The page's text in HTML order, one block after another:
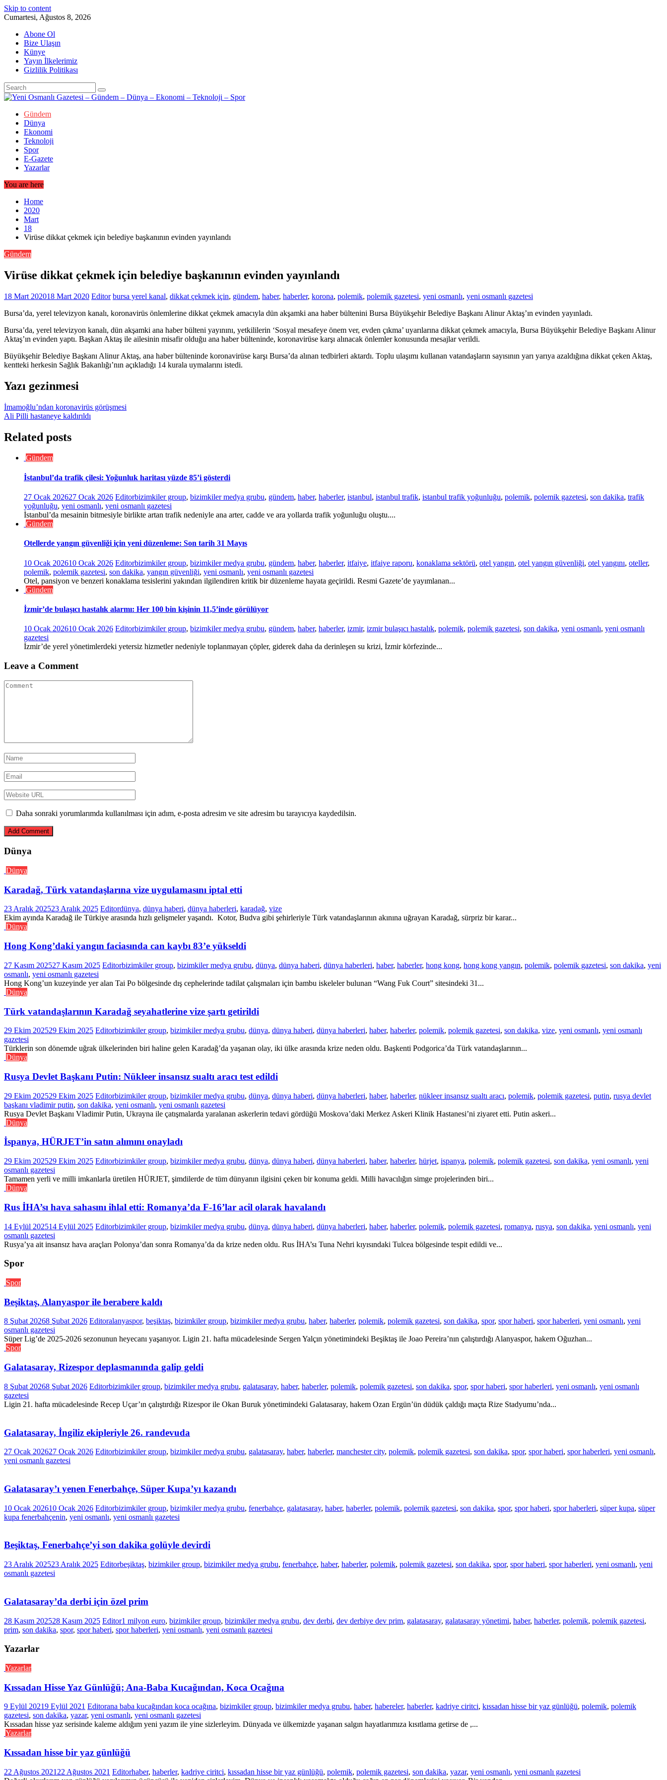
Skip to content
Cumartesi, Ağustos 8, 2026
Abone Ol
Bize Ulaşın
Künye
Yayın İlkelerimiz
Gizlilik Politikası
Gündem
Dünya
Ekonomi
Teknoloji
Spor
E-Gazete
Yazarlar
You are here
Home
2020
Mart
18
Virüse dikkat çekmek için belediye başkanının evinden yayınlandı
Gündem
Virüse dikkat çekmek için belediye başkanının evinden yayınlandı
18 Mart 202018 Mart 2020 Editor bursa yerel kanal, dikkat çekmek için, gündem, haber, haberler, korona, polemik, polemik gazetesi, yeni osmanlı, yeni osmanlı gazetesi
Bursa’da, yerel televizyon kanalı, koronavirüs önlemlerine dikkat çekmek amacıyla dün akşamki ana haber bültenini Bursa Büyükşehir Belediye Başkanı Alinur Aktaş’ın evinden yayınladı.
Bursa’da, yerel televizyon kanalı, dün akşamki ana haber bülteni yayınını, yetkililerin ‘Sosyal mesafeye önem ver, evden çıkma’ uyarılarına dikkat çekmek amacıyla, Bursa Büyükşehir Belediye Başkanı Alinur
Aktaş’ın evinden yaptı. Başkan Aktaş ile ailesinin misafir olduğu ana haber bülteninde, koronavirüse karşı alınacak önlemler konusunda mesajlar verildi.
Büyükşehir Belediye Başkanı Alinur Aktaş, ana haber bülteninde koronavirüse karşı Bursa’da alınan tedbirleri aktardı. Toplu ulaşımı kullanan vatandaşların sayısının yarı yarıya azaldığına dikkat çeken Aktaş,
kentteki herkesin Sağlık Bakanlığı’nın açıkladığı 14 kurala uymalarını istedi.
Yazı gezinmesi
İmamoğlu’ndan koronavirüs görüşmesi
Ali Pilli hastaneye kaldırıldı
Related posts
Gündem
İstanbul’da trafik çilesi: Yoğunluk haritası yüzde 85’i gösterdi
27 Ocak 202627 Ocak 2026 Editorbizimkiler group, bizimkiler medya grubu, gündem, haber, haberler, istanbul, istanbul trafik, istanbul trafik yoğunluğu, polemik, polemik gazetesi, son dakika, trafik
yoğunluğu, yeni osmanlı, yeni osmanlı gazetesi
İstanbul’da mesainin bitmesiyle birlikte artan trafik nedeniyle ana arter, cadde ve ara yollarda trafik yoğunluğu oluştu....
Gündem
Otellerde yangın güvenliği için yeni düzenleme: Son tarih 31 Mayıs
10 Ocak 202610 Ocak 2026 Editorbizimkiler group, bizimkiler medya grubu, gündem, haber, haberler, itfaiye, itfaiye raporu, konaklama sektörü, otel yangın, otel yangın güvenliği, otel yangını, oteller,
polemik, polemik gazetesi, son dakika, yangın güvenliği, yeni osmanlı, yeni osmanlı gazetesi
Otel, pansiyon ve benzeri konaklama tesislerini yakından ilgilendiren kritik bir düzenleme hayata geçirildi. Resmi Gazete’de yayımlanan...
Gündem
İzmir’de bulaşıcı hastalık alarmı: Her 100 bin kişinin 11,5’inde görülüyor
10 Ocak 202610 Ocak 2026 Editorbizimkiler group, bizimkiler medya grubu, gündem, haber, haberler, izmir, izmir bulaşıcı hastalık, polemik, polemik gazetesi, son dakika, yeni osmanlı, yeni osmanlı
gazetesi
İzmir’de yerel yönetimlerdeki yetersiz hizmetler nedeniyle toplanmayan çöpler, giderek daha da derinleşen su krizi, İzmir körfezinde...
Leave a Comment
Daha sonraki yorumlarımda kullanılması için adım, e-posta adresim ve site adresim bu tarayıcıya kaydedilsin.
Dünya
Dünya
Karadağ, Türk vatandaşlarına vize uygulamasını iptal etti
23 Aralık 202523 Aralık 2025 Editordünya, dünya haberi, dünya haberleri, karadağ, vize
Ekim ayında Karadağ ile Türkiye arasında hızlı gelişmeler yaşandı. Kotor, Budva gibi şehirleriyle Türk vatandaşlarının akınına uğrayan Karadağ, sürpriz bir karar...
Dünya
Hong Kong’daki yangın faciasında can kaybı 83’e yükseldi
27 Kasım 202527 Kasım 2025 Editorbizimkiler group, bizimkiler medya grubu, dünya, dünya haberi, dünya haberleri, haber, haberler, hong kong, hong kong yangın, polemik, polemik gazetesi, son dakika, yeni
osmanlı, yeni osmanlı gazetesi
Hong Kong’un kuzeyinde yer alan Tai Po bölgesinde dış cephelerinde tadilat çalışmaları için bambu iskeleler bulunan “Wang Fuk Court” sitesindeki 31...
Dünya
Türk vatandaşlarının Karadağ seyahatlerine vize şartı getirildi
29 Ekim 202529 Ekim 2025 Editorbizimkiler group, bizimkiler medya grubu, dünya, dünya haberi, dünya haberleri, haber, haberler, polemik, polemik gazetesi, son dakika, vize, yeni osmanlı, yeni osmanlı
gazetesi
Türklerin son dönemde uğrak ülkelerinden biri haline gelen Karadağ’da yaşanan olay, iki ülke arasında krize neden oldu. Başkenti Podgorica’da Türk vatandaşlarının...
Dünya
Rusya Devlet Başkanı Putin: Nükleer insansız sualtı aracı test edildi
29 Ekim 202529 Ekim 2025 Editorbizimkiler group, bizimkiler medya grubu, dünya, dünya haberi, dünya haberleri, haber, haberler, nükleer insansız sualtı aracı, polemik, polemik gazetesi, putin, rusya devlet
başkanı vladimir putin, son dakika, yeni osmanlı, yeni osmanlı gazetesi
Rusya Devlet Başkanı Vladimir Putin, Ukrayna ile çatışmalarda yaralanan askerlerin tedavi gördüğü Moskova’daki Merkez Askeri Klinik Hastanesi’ni ziyaret etti. Putin askeri...
Dünya
İspanya, HÜRJET’in satın alımını onayladı
29 Ekim 202529 Ekim 2025 Editorbizimkiler group, bizimkiler medya grubu, dünya, dünya haberi, dünya haberleri, haber, haberler, hürjet, ispanya, polemik, polemik gazetesi, son dakika, yeni osmanlı, yeni
osmanlı gazetesi
Tamamen yerli ve milli imkanlarla üretilen HÜRJET, şimdilerde de tüm dünyanın ilgisini çeken bir konuma geldi. Milli havacılığın simge projelerinden biri...
Dünya
Rus İHA’sı hava sahasını ihlal etti: Romanya’da F-16’lar acil olarak havalandı
14 Eylül 202514 Eylül 2025 Editorbizimkiler group, bizimkiler medya grubu, dünya, dünya haberi, dünya haberleri, haber, haberler, polemik, polemik gazetesi, romanya, rusya, son dakika, yeni osmanlı, yeni
osmanlı gazetesi
Rusya’ya ait insansız hava araçları Polonya’dan sonra Romanya’da da krize neden oldu. Rus İHA’sı Tuna Nehri kıyısındaki Tulcea bölgesinde tespit edildi ve...
Spor
Spor
Beşiktaş, Alanyaspor ile berabere kaldı
8 Şubat 20268 Şubat 2026 Editoralanyaspor, beşiktaş, bizimkiler group, bizimkiler medya grubu, haber, haberler, polemik, polemik gazetesi, son dakika, spor, spor haberi, spor haberleri, yeni osmanlı, yeni
osmanlı gazetesi
Süper Lig’de 2025-2026 sezonunun heyecanı yaşanıyor. Ligin 21. hafta mücadelesinde Sergen Yalçın yönetimindeki Beşiktaş ile Joao Pereira’nın çalıştırdığı Alanyaspor, hakem Oğuzhan...
Spor
Galatasaray, Rizespor deplasmanında galip geldi
8 Şubat 20268 Şubat 2026 Editorbizimkiler group, bizimkiler medya grubu, galatasaray, haber, haberler, polemik, polemik gazetesi, son dakika, spor, spor haberi, spor haberleri, yeni osmanlı, yeni osmanlı
gazetesi
Ligin 21. hafta mücadelesinde Recep Uçar’ın çalıştırdığı Rizespor ile Okan Buruk yönetimindeki Galatasaray, hakem Ozan Ergün’ün düdük çaldığı maçta Rize Stadyumu’nda...
Galatasaray, İngiliz ekipleriyle 26. randevuda
27 Ocak 202627 Ocak 2026 Editorbizimkiler group, bizimkiler medya grubu, galatasaray, haber, haberler, manchester city, polemik, polemik gazetesi, son dakika, spor, spor haberi, spor haberleri, yeni osmanlı,
yeni osmanlı gazetesi
Galatasaray’ı yenen Fenerbahçe, Süper Kupa’yı kazandı
10 Ocak 202610 Ocak 2026 Editorbizimkiler group, bizimkiler medya grubu, fenerbahçe, galatasaray, haber, haberler, polemik, polemik gazetesi, son dakika, spor, spor haberi, spor haberleri, süper kupa, süper
kupa fenerbahçenin, yeni osmanlı, yeni osmanlı gazetesi
Beşiktaş, Fenerbahçe’yi son dakika golüyle devirdi
23 Aralık 202523 Aralık 2025 Editorbeşiktaş, bizimkiler group, bizimkiler medya grubu, fenerbahçe, haber, haberler, polemik, polemik gazetesi, son dakika, spor, spor haberi, spor haberleri, yeni osmanlı, yeni
osmanlı gazetesi
Galatasaray’da derbi için özel prim
28 Kasım 202528 Kasım 2025 Editor1 milyon euro, bizimkiler group, bizimkiler medya grubu, dev derbi, dev derbiye dev prim, galatasaray, galatasaray yönetimi, haber, haberler, polemik, polemik gazetesi,
prim, son dakika, spor, spor haberi, spor haberleri, yeni osmanlı, yeni osmanlı gazetesi
Yazarlar
Yazarlar
Kıssadan Hisse Yaz Günlüğü; Ana-Baba Kucağından, Koca Ocağına
9 Eylül 20219 Eylül 2021 Editorana baba kucağından koca ocağına, bizimkiler group, bizimkiler medya grubu, haber, habereler, haberler, kadriye ciritci, kıssadan hisse bir yaz günlüğü, polemik, polemik
gazetesi, son dakika, yazar, yeni osmanlı, yeni osmanlı gazetesi
Kıssadan hisse yaz serisinde kaleme aldığım yeni yazım ile yine sizlerleyim. Dünyada ve ülkemizde yaşanan salgın hayatlarımıza kısıtlama getirse de ,...
Yazarlar
Kıssadan hisse bir yaz günlüğü
22 Ağustos 2021 22 Ağustos 2021 Editorhaber, haberler, kadriye ciritci, kıssadan hisse bir yaz günlüğü, polemik, polemik gazetesi, son dakika, yazar, yeni osmanlı, yeni osmanlı gazetesi